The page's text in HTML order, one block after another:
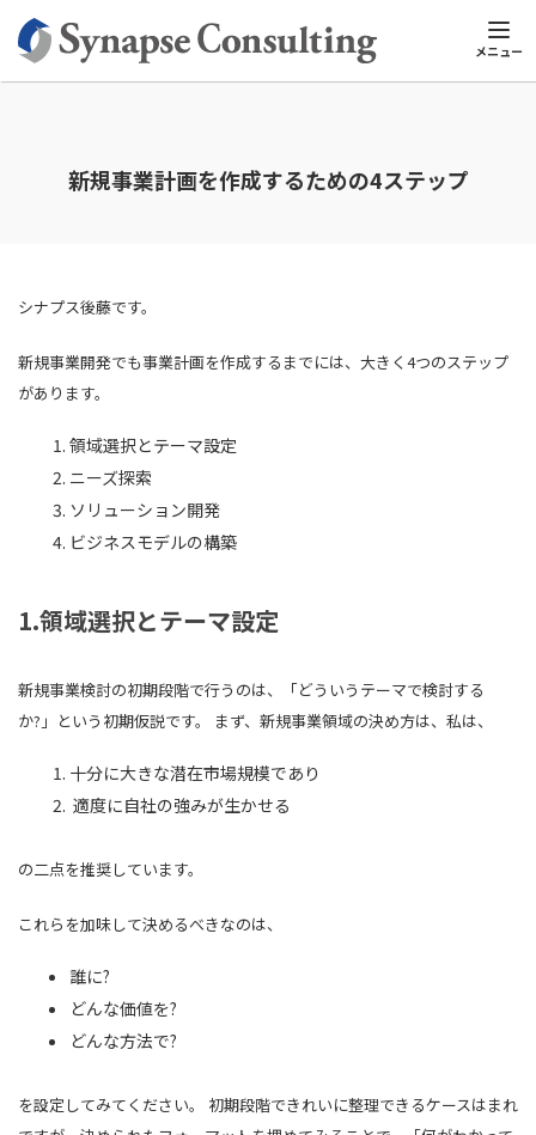
メニュー
シナプスTOP 新規事業コンサルティング 新規事業コンサルティン
新規事業計画を作成するための4ステップ
シナプス後藤です。
新規事業開発でも事業計画を作成するまでには、大きく4つのステップ
があります。
領域選択とテーマ設定
ニーズ探索
ソリューション開発
ビジネスモデルの構築
1.領域選択とテーマ設定
新規事業検討の初期段階で行うのは、「どういうテーマで検討する
か?」という初期仮説です。 まず、新規事業領域の決め方は、私は、
十分に大きな潜在市場規模であり
適度に自社の強みが生かせる
の二点を推奨しています。
これらを加味して決めるべきなのは、
誰に?
どんな価値を?
どんな方法で?
を設定してみてください。 初期段階できれいに整理できるケースはまれ